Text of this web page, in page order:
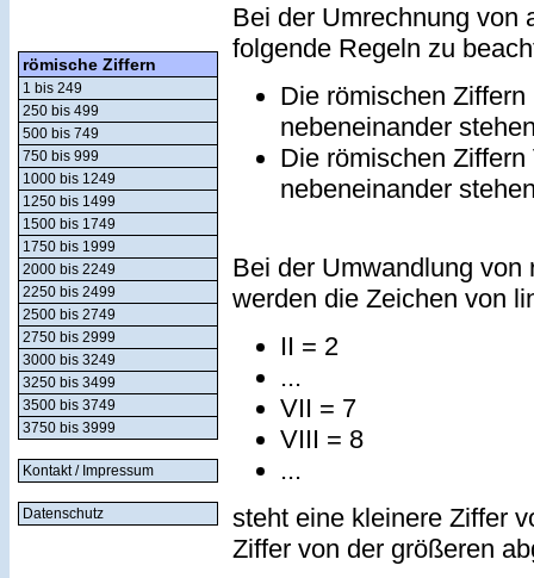
römische Ziffern
1 bis 249
250 bis 499
500 bis 749
750 bis 999
1000 bis 1249
1250 bis 1499
1500 bis 1749
1750 bis 1999
2000 bis 2249
2250 bis 2499
2500 bis 2749
2750 bis 2999
3000 bis 3249
3250 bis 3499
3500 bis 3749
3750 bis 3999
Kontakt / Impressum
Datenschutz
Bei der Umrechnung von
folgende Regeln zu
Die römischen
nebeneinander
Die römischen
nebeneinander
Bei der Umwandlung von
werden die Zeichen von
II = 2
...
VII = 7
VIII = 8
...
steht eine kleinere Ziffer
Ziffer von der größeren